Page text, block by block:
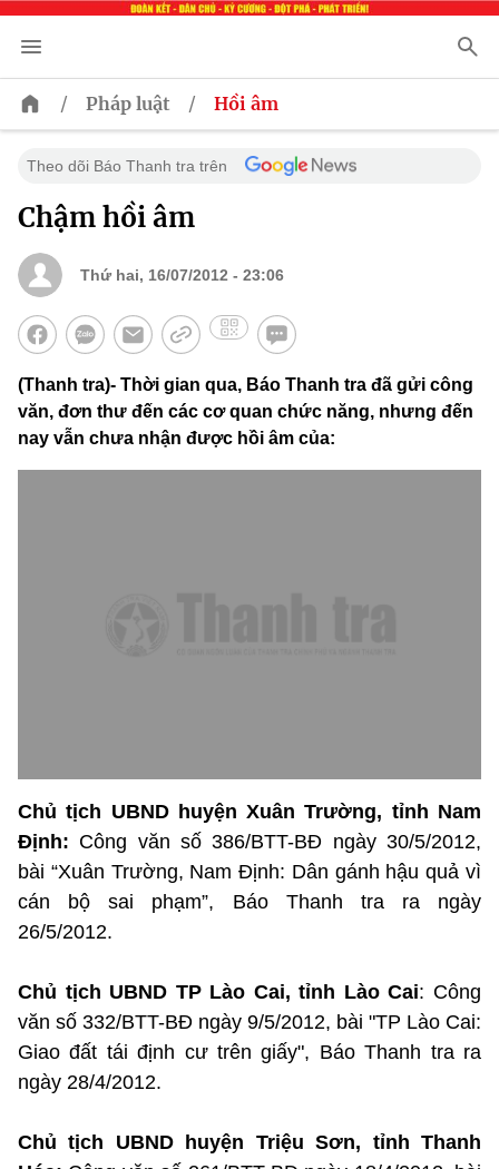
/ Pháp luật / Hồi âm
Theo dõi Báo Thanh tra trên
Chậm hồi âm
Thứ hai, 16/07/2012 - 23:06
(Thanh tra)- Thời gian qua, Báo Thanh tra đã gửi công
văn, đơn thư đến các cơ quan chức năng, nhưng đến
nay vẫn chưa nhận được hồi âm của:
Chủ tịch UBND huyện Xuân Trường, tỉnh Nam
Định: Công văn số 386/BTT-BĐ ngày 30/5/2012,
bài “Xuân Trường, Nam Định: Dân gánh hậu quả vì
cán bộ sai phạm”, Báo Thanh tra ra ngày
26/5/2012.
Chủ tịch UBND TP Lào Cai, tỉnh Lào Cai: Công
văn số 332/BTT-BĐ ngày 9/5/2012, bài "TP Lào Cai:
Giao đất tái định cư trên giấy", Báo Thanh tra ra
ngày 28/4/2012.
Chủ tịch UBND huyện Triệu Sơn, tỉnh Thanh